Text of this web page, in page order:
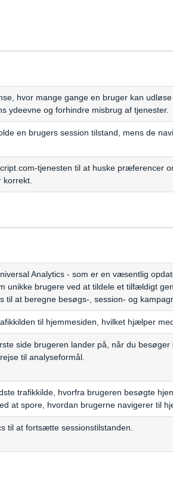
hvor mange gange en bruger kan
ydeevne og forhindre misbrug af tjenester.
en brugers session tilstand, mens de
tjenesten til at huske præferencer
korrekt.
Analytics - som er en væsentlig
unikke brugere ved at tildele et tilfældigt
til at beregne besøgs-, session- og
til hjemmesiden, hvilket hjælper
side brugeren lander på, når du
til analyseformål.
trafikkilde, hvorfra brugeren besøgte
at spore, hvordan brugerne navigerer til
til at fortsætte sessionstilstanden.